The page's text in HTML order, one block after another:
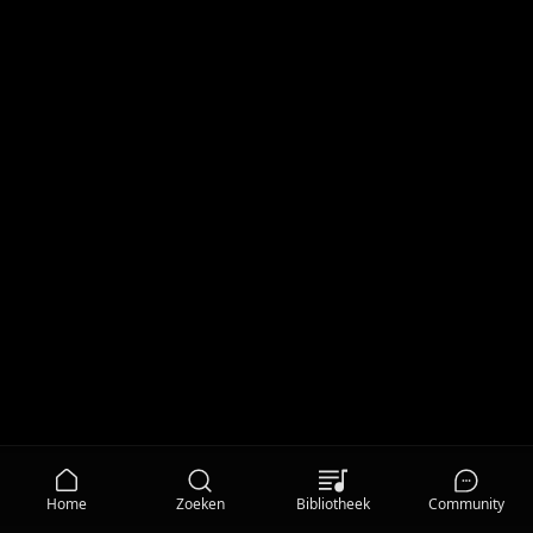
Home Zoeken Bibliotheek Community